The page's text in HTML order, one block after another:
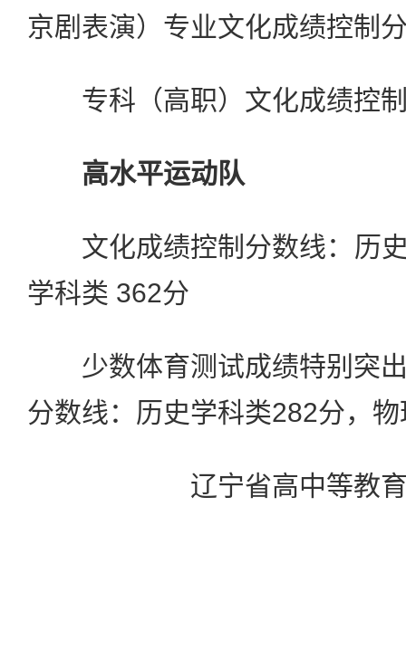
京剧表演）专业文化成绩控制
专科（高职）文化成绩控
高水平运动队
文化成绩控制分数线：历史
学科类 362分
少数体育测试成绩特别突出
分数线：历史学科类282分，
辽宁省高中等教育